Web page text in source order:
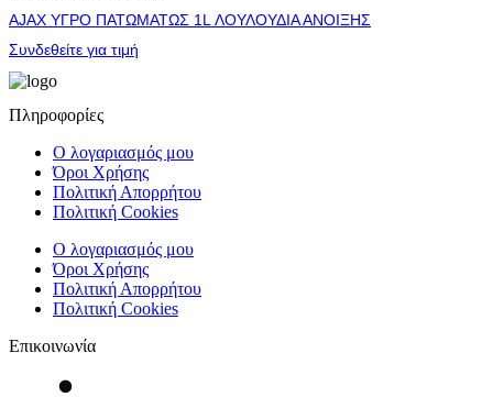
AJAX ΥΓΡΟ ΠΑΤΩΜΑΤΩΣ 1L ΛΟΥΛΟΥΔΙΑ ΑΝΟΙΞΗΣ
Συνδεθείτε για τιμή
Πληροφορίες
Ο λογαριασμός μου
Όροι Χρήσης
Πολιτική Απορρήτου
Πολιτική Cookies
Ο λογαριασμός μου
Όροι Χρήσης
Πολιτική Απορρήτου
Πολιτική Cookies
Επικοινωνία